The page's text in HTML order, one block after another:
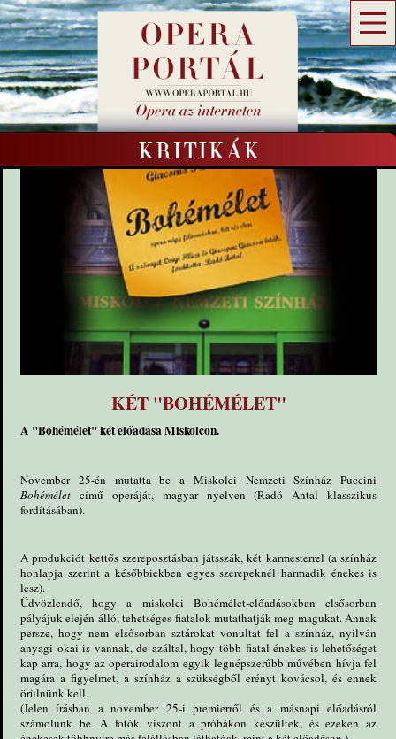
KÉT "BOHÉMÉLET"
A "Bohémélet" két előadása Miskolcon.
November 25-én mutatta be a Miskolci Nemzeti Színház Puccini
Bohémélet című operáját, magyar nyelven (Radó Antal klasszikus
fordításában).
A produkciót kettős szereposztásban játsszák, két karmesterrel (a színház
honlapja szerint a későbbiekben egyes szerepeknél harmadik énekes is
lesz).
Üdvözlendő, hogy a miskolci Bohémélet-előadásokban elsősorban
pályájuk elején álló, tehetséges fiatalok mutathatják meg magukat. Annak
persze, hogy nem elsősorban sztárokat vonultat fel a színház, nyilván
anyagi okai is vannak, de azáltal, hogy több fiatal énekes is lehetőséget
kap arra, hogy az operairodalom egyik legnépszerűbb művében hívja fel
magára a figyelmet, a színház a szükségből erényt kovácsol, és ennek
örülnünk kell.
(Jelen írásban a november 25-i premierről és a másnapi előadásról
számolunk be. A fotók viszont a próbákon készültek, és ezeken az